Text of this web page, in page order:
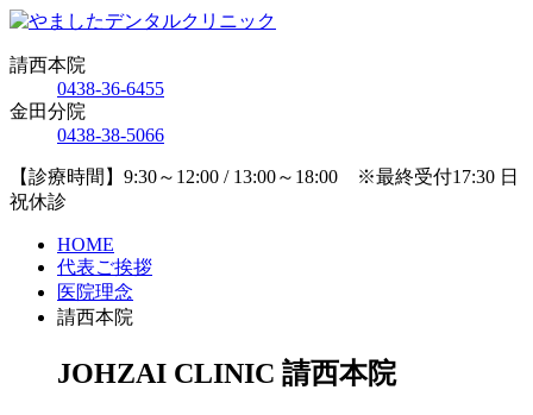
請西本院
0438-36-6455
金田分院
0438-38-5066
【診療時間】9:30～12:00 / 13:00～18:00 ※最終受付17:30 日
祝休診
HOME
代表ご挨拶
医院理念
請西本院
JOHZAI CLINIC 請西本院